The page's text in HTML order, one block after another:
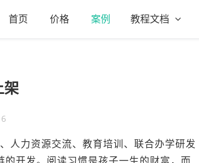
首页 价格 案例 教程文档
架
人力资源交流、教育培训、联合办学研发